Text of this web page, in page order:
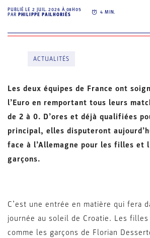
PUBLIÉ LE2 JUIL. 2026 À 08H05
PAR PHILIPPE PAILHORIÈS 4 MIN.
ACTUALITÉS
Les deux équipes de France ont
l’Euro en remportant tous leurs
de 2 à 0. D’ores et déjà qualifiées
principal, elles disputeront
face à l’Allemagne pour les filles et
garçons.
C’est une entrée en matière qui fera
journée au soleil de Croatie. Les filles
comme les garçons de Florian